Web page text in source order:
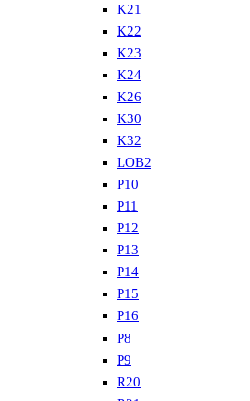
K21
K22
K23
K24
K26
K30
K32
LOB2
P10
P11
P12
P13
P14
P15
P16
P8
P9
R20